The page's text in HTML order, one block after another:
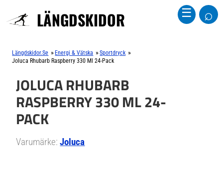
LÄNGDSKIDOR ☰ ⌕
Längdskidor.se » Energi & Vätska »Sportdryck »
Joluca Rhubarb Raspberry 330 Ml 24-Pack
JOLUCA RHUBARB
RASPBERRY 330 ML 24-
PACK
Varumärke:Joluca